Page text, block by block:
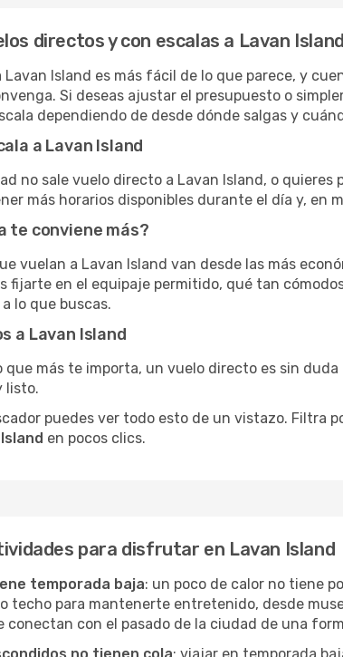
directos y con escalas a Lavan
Lavan Island es más fácil de lo que parece, y
Si deseas ajustar el presupuesto o
dependiendo de desde dónde salgas y
a Lavan Island
no sale vuelo directo a Lavan Island, o
más horarios disponibles durante el día y, en
te conviene más?
vuelan a Lavan Island van desde las más
fijarte en el equipaje permitido, qué tan
lo que buscas.
a Lavan Island
que más te importa, un vuelo directo es sin
listo.
puedes ver todo esto de un vistazo. Filtra
en pocos clics.
para disfrutar en Lavan Island
temporada baja: un poco de calor no tiene
techo para mantenerte entretenido, desde
conectan con el pasado de la ciudad de una